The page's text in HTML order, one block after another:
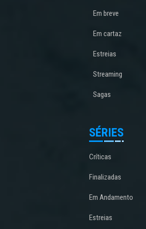
Em breve
Em cartaz
Estreias
Streaming
Sagas
SÉRIES
Críticas
Finalizadas
Em Andamento
Estreias